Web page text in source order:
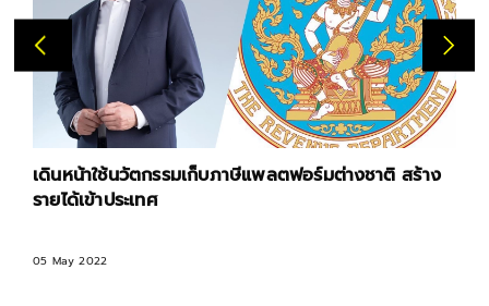
เดินหน้าใช้นวัตกรรมเก็บภาษีแพลตฟอร์มต่างชาติ สร้าง
รายได้เข้าประเทศ
05 May 2022